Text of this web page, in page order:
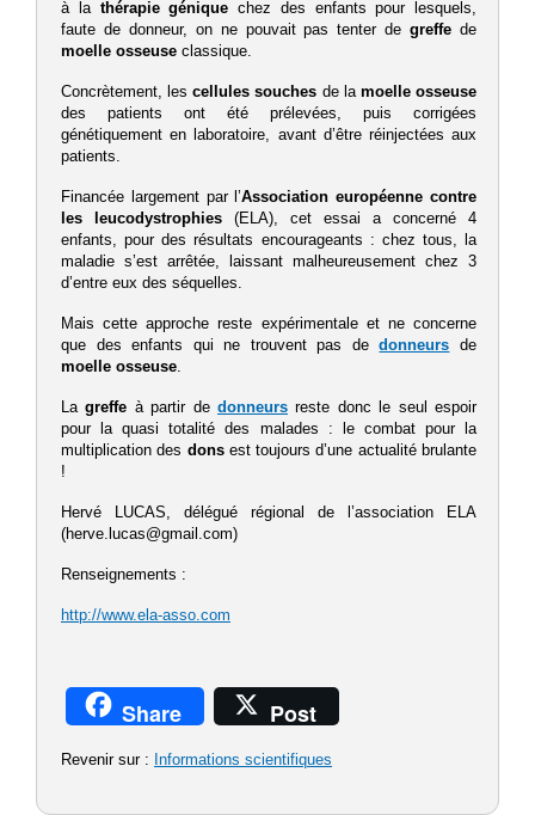
à la thérapie génique chez des enfants pour lesquels,
faute de donneur, on ne pouvait pas tenter degreffe de
moelle osseuse classique.
Concrètement, lescellules souches de la moelle osseuse
des patients ont été prélevées, puis corrigées
génétiquement en laboratoire, avant d’être réinjectées aux
patients.
Financée largement par l’Association européenne contre
les leucodystrophies (ELA), cet essai a concerné 4
enfants, pour des résultats encourageants : chez tous, la
maladie s’est arrêtée, laissant malheureusement chez 3
d’entre eux des séquelles.
Mais cette approche reste expérimentale et ne concerne
que des enfants qui ne trouvent pas dedonneurs de
moelle osseuse.
Lagreffe à partir dedonneurs reste donc le seul espoir
pour la quasi totalité des malades : le combat pour la
multiplication des donsest toujours d’une actualité brulante
!
Hervé LUCAS, délégué régional de l’association ELA
(herve.lucas@gmail.com)
Renseignements :
http://www.ela-asso.com
Share Post
Revenir sur : Informations scientifiques